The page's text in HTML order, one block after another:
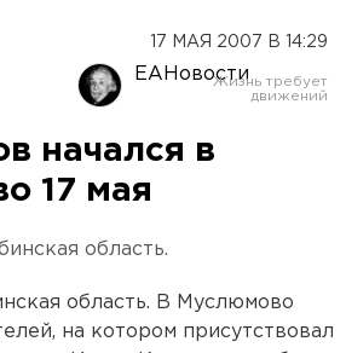
17 МАЯ 2007 В 14:29
ЕАНовости
начался в
17 мая
область.
область. В Муслюмово
на котором присутствовал